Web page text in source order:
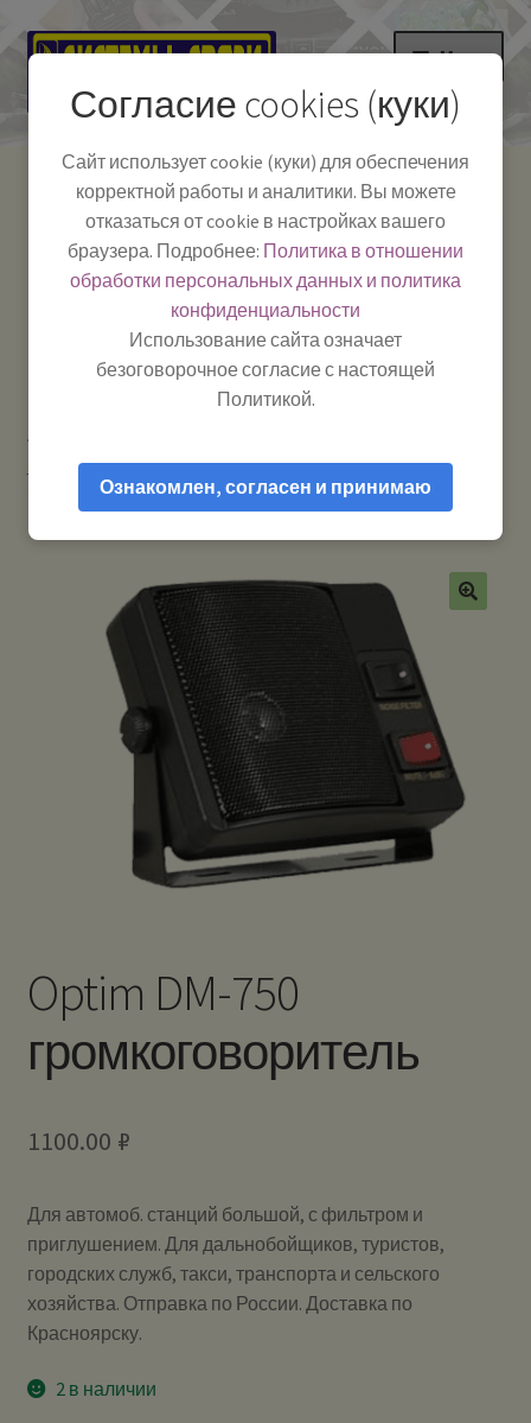
Перейти
навигации
Перейти
содержимому
Меню
Как пользоваться
Полезная информация
Мой аккаунт
Системы Связи:
г. Красноярск, ул.
Работаем:Пн-Пт:
10:00–18:00
-
Телефон:+7-
391-249-1040
Тел.|WA|Telegram:
+79029904090
гарнитуры и прочие аксессуары
Optim DM-750
громкоговоритель
Optim DM-750
громкоговоритель
1100.00 ₽
Для автомоб. станций большой, с фильтром и
приглушением. Для дальнобойщиков, туристов,
городских служб, такси, транспорта и сельского
хозяйства. Отправка по России. Доставка по
Красноярску.
2 в наличии
Согласие cookies (куки)
Сайт использует cookie (куки) для обеспечения
корректной работы и аналитики. Вы можете
отказаться от cookie в настройках вашего
браузера. Подробнее: Политика в отношении
обработки персональных данных и политика
конфиденциальности
Использование сайта означает
безоговорочное согласие с настоящей
Политикой.
Ознакомлен, согласен и принимаю